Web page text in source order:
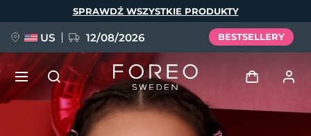
SPRAWDŹ WSZYSTKIE PRODUKTY
US 12/08/2026 BESTSELLERY
NOWOŚĆ